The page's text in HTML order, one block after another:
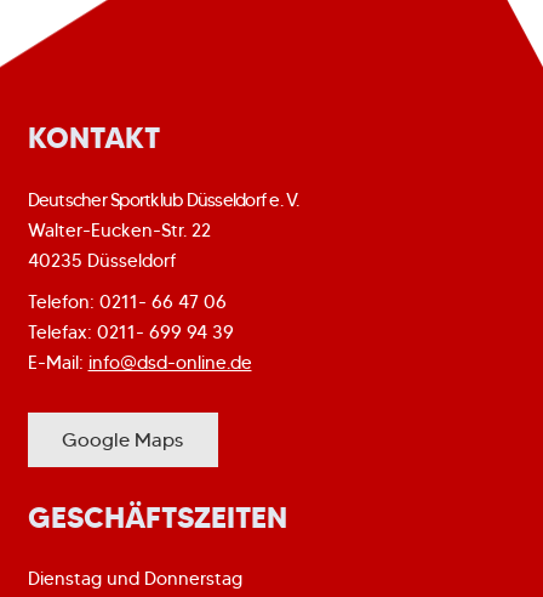
KONTAKT
Deutscher Sportklub Düsseldorf e. V.
Walter-Eucken-Str. 22
40235 Düsseldorf
Telefon: 0211- 66 47 06
Telefax: 0211- 699 94 39
E-Mail: info@dsd-online.de
Google Maps
GESCHÄFTSZEITEN
Dienstag und Donnerstag